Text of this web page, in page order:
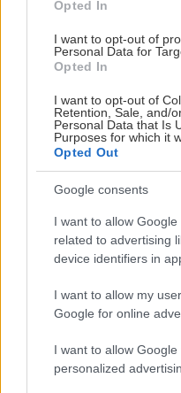
Opted In
I want to opt-out of
Personal Data for
Opted In
I want to opt-out of
Retention, Sale, and/
Personal Data that Is
Purposes for which it
Opted Out
Google consents
I want to allow
related to advertising
device identifiers in
I want to allow my
Google for online
I want to allow
personalized
Plechový domček
strechou ponúka
náradia, záhradných
nábytku. Poskytuje
či poveternostným
nečistotám, prachu
pozinkovanému
materiál veľmi dlhú
je potrebné
dažďu.
Vlastnosti domčeka
» Rozmer hotového